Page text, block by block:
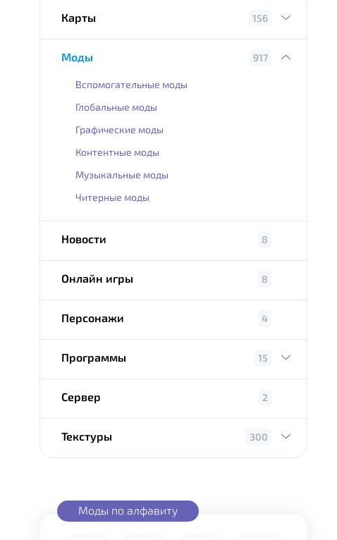
Карты 156
Моды 917
Вспомогательные моды
Глобальные моды
Графические моды
Контентные моды
Музыкальные моды
Читерные моды
Новости 8
Онлайн игры 8
Персонажи 4
Программы 15
Сервер 2
Текстуры 300
Моды по алфавиту